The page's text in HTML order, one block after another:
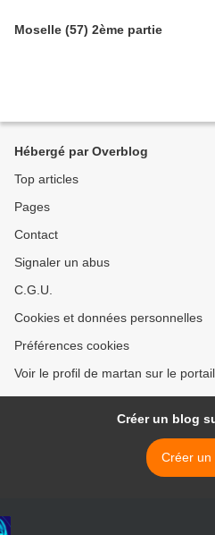
Moselle (57) 2ème partie
Hébergé par Overblog
Top articles
Pages
Contact
Signaler un abus
C.G.U.
Cookies et données personnelles
Préférences cookies
Voir le profil de martan sur le
Créer un blog
Créer un